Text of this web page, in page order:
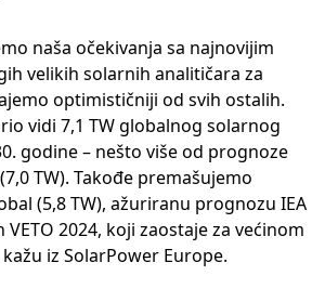
naša očekivanja sa najnovijim
velikih solarnih analitičara za
optimističniji od svih ostalih.
vidi 7,1 TW globalnog solarnog
godine – nešto više od prognoze
TW). Takođe premašujemo
(5,8 TW), ažuriranu prognozu IEA
VETO 2024, koji zaostaje za većinom
kažu iz SolarPower Europe.